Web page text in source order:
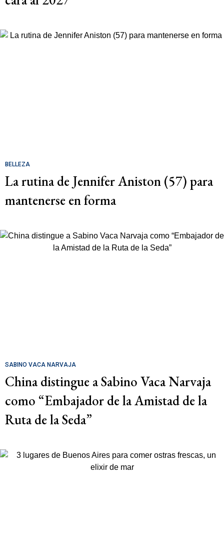
BELLEZA
La rutina de Jennifer Aniston (57) para
mantenerse en forma
SABINO VACA NARVAJA
China distingue a Sabino Vaca Narvaja
como “Embajador de la Amistad de la
Ruta de la Seda”